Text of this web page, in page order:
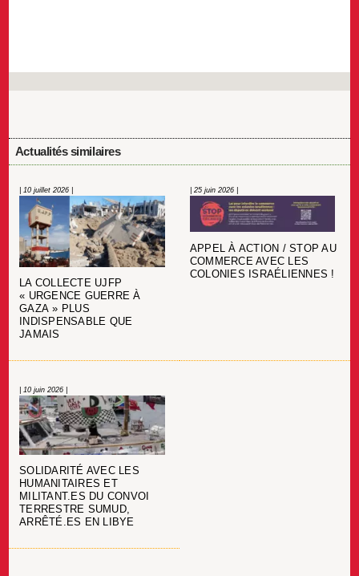
Actualités similaires
| 10 juillet 2026 |
LA COLLECTE UJFP
« URGENCE GUERRE À
GAZA » PLUS
INDISPENSABLE QUE
JAMAIS
| 25 juin 2026 |
APPEL À ACTION / STOP AU
COMMERCE AVEC LES
COLONIES ISRAÉLIENNES !
| 10 juin 2026 |
SOLIDARITÉ AVEC LES
HUMANITAIRES ET
MILITANT.ES DU CONVOI
TERRESTRE SUMUD,
ARRÊTÉ.ES EN LIBYE